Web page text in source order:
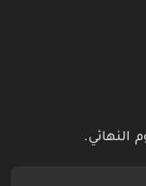
النهائي.